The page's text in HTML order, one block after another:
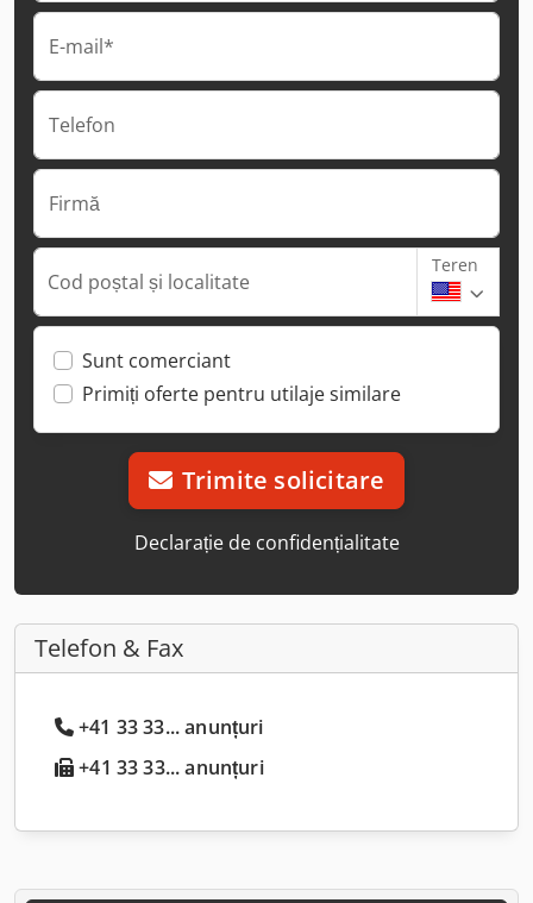
E-mail*
Telefon
Firmă
Cod poștal și localitate
Teren
Sunt comerciant
Primiți oferte pentru utilaje similare
Trimite solicitare
Declarație de confidențialitate
Telefon & Fax
+41 33 33... anunțuri
+41 33 33... anunțuri